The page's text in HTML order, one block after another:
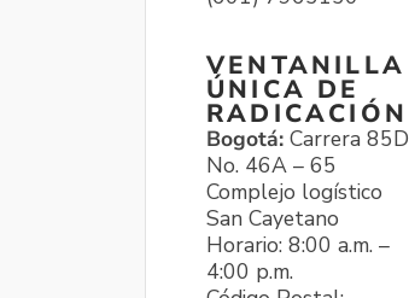
VENTANILLA
ÚNICA DE
RADICACIÓN
Bogotá: Carrera 85D
No. 46A – 65
Complejo logístico
San Cayetano
Horario: 8:00 a.m. –
4:00 p.m.